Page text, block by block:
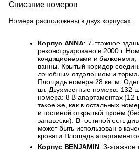
Описание номеров
Номера расположены в двух корпусах.
Корпус ANNA: 7-этажное
реконструировано в 2000 г.
кондиционерами и балконами,
ванны. Крытый коридор
лечебным отделением и
Площадь номера 28 кв. м.
шт. Двухместные номера: 132
номера: 8 В апартаментах (12
такое же, как в остальных
и гостиной открытый проём
занавески). В гостиной есть
может быть использован в
кровати.Площадь
Корпус BENJAMIN: 3-этажное